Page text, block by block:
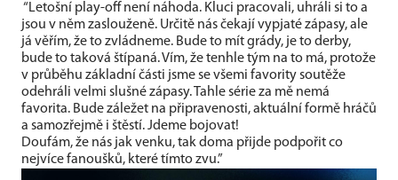
“Letošní play-off není náhoda. Kluci pracovali, uhráli si to a
jsou v něm zaslouženě. Určitě nás čekají vypjaté zápasy, ale
já věřím, že to zvládneme. Bude to mít grády, je to derby,
bude to taková štípaná. Vím, že tenhle tým na to má, protože
v průběhu základní části jsme se všemi favority soutěže
odehráli velmi slušné zápasy. Tahle série za mě nemá
favorita. Bude záležet na připravenosti, aktuální formě hráčů
a samozřejmě i štěstí. Jdeme bojovat!
Doufám, že nás jak venku, tak doma přijde podpořit co
nejvíce fanoušků, které tímto zvu.”